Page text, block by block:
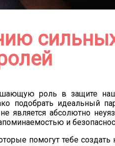
роль в защите
подобрать идеальный
является абсолютно
и
помогут тебе